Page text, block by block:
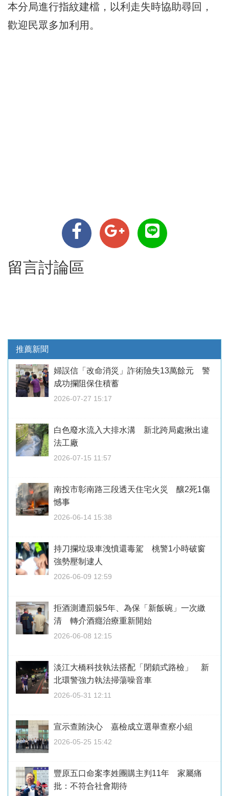
本分局進行指紋建檔，以利走失時協助尋回，
歡迎民眾多加利用。
留言討論區
推薦新聞
婦誤信「改命消災」詐術險失13萬餘元 警
成功攔阻保住積蓄
2026-07-27 15:17
白色廢水流入大排水溝 新北跨局處揪出違
法工廠
2026-07-15 11:57
南投市彰南路三段透天住宅火災 釀2死1傷
憾事
2026-06-14 15:38
持刀攔垃圾車洩憤還毒駕 桃警1小時破窗
強勢壓制逮人
2026-06-09 12:59
拒酒測遭罰躲5年、為保「新飯碗」一次繳
清 轉介酒癮治療重新開始
2026-06-08 12:15
淡江大橋科技執法搭配「閉鎖式路檢」 新
北環警強力執法掃蕩噪音車
2026-05-31 12:11
宣示查賄決心 嘉檢成立選舉查察小組
2026-05-25 15:42
豐原五口命案李姓團購主判11年 家屬痛
批：不符合社會期待